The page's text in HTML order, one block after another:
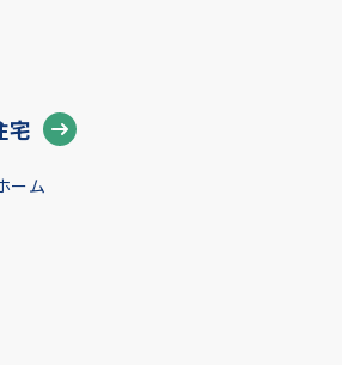
宅
ーム